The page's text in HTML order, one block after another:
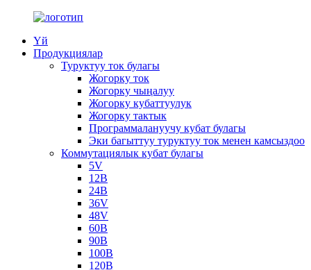
Үй
Продукциялар
Туруктуу ток булагы
Жогорку ток
Жогорку чыңалуу
Жогорку кубаттуулук
Жогорку тактык
Программалануучу кубат булагы
Эки багыттуу туруктуу ток менен камсыздоо
Коммутациялык кубат булагы
5V
12В
24В
36V
48V
60В
90В
100В
120В